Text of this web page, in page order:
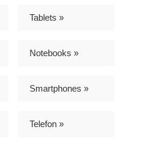
Tablets »
Notebooks »
Smartphones »
Telefon »